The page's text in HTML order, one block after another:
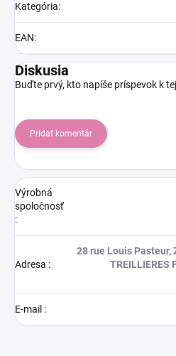
Kategória:
EAN:
Diskusia
Buďte prvý, kto napíše príspevok k
Pridať komentár
Výrobná
spoločnosť
:
Adresa :
28 rue Louis Pasteur,
TREILLIERES
E-mail :